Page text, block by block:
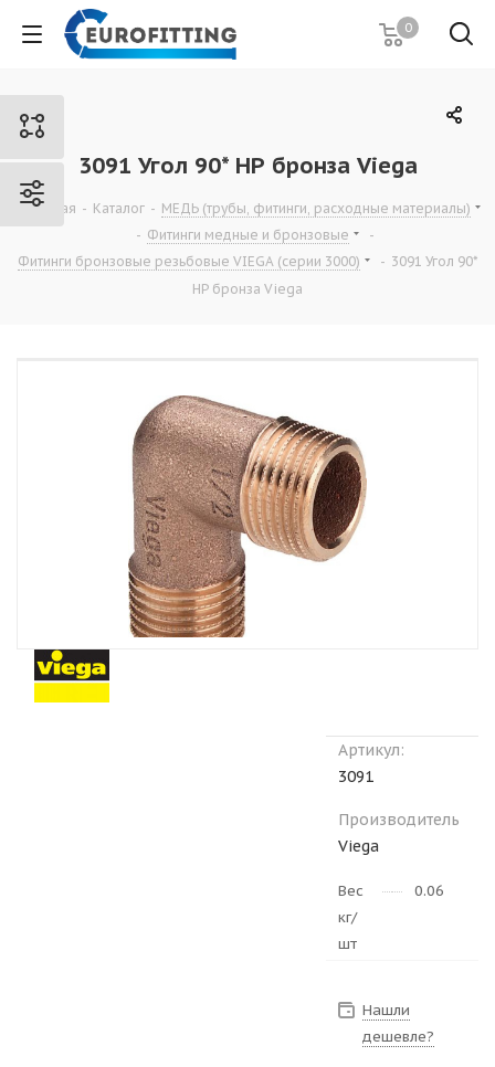
0
3091 Угол 90* НР бронза Viega
Главная - Каталог - МЕДЬ (трубы, фитинги, расходные материалы)
- Фитинги медные и бронзовые
-
Фитинги бронзовые резьбовые VIEGA (серии 3000)
- 3091 Угол 90*
НР бронза Viega
Артикул:
3091
Производитель
Viega
Вес
кг/
шт
0.064
Нашли
дешевле?